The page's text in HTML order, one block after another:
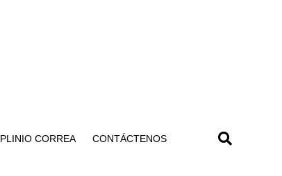
PLINIO CORREA CONTÁCTENOS